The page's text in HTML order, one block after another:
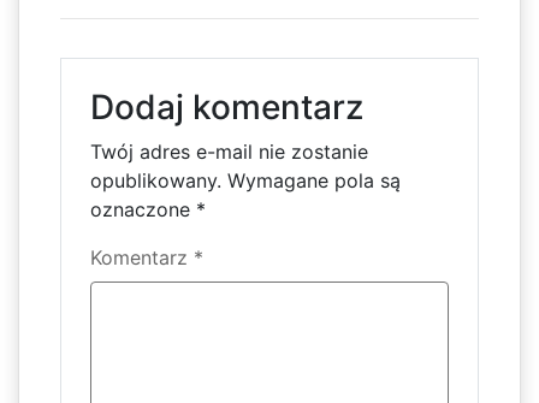
Dodaj komentarz
Twój adres e-mail nie zostanie
opublikowany. Wymagane pola są
oznaczone *
Komentarz *